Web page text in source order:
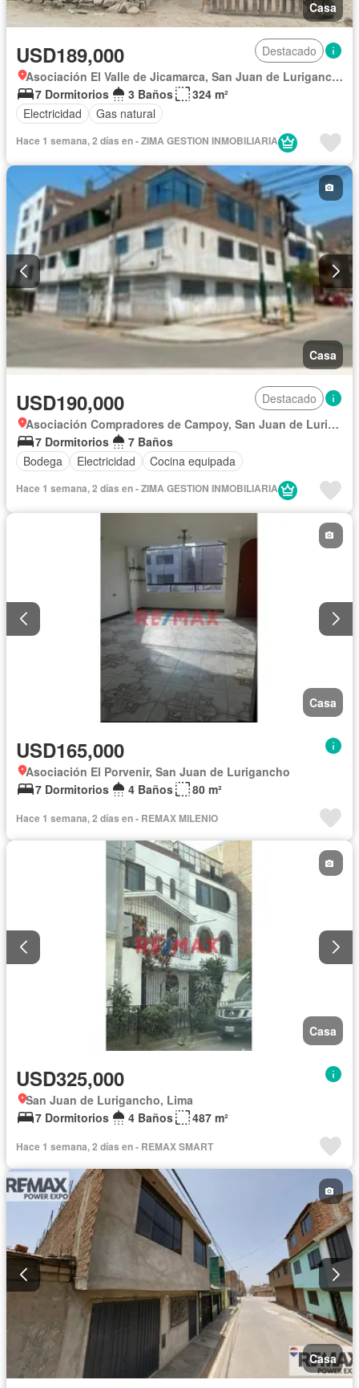
Casa
USD189,000
Destacado
Asociación El Valle de Jicamarca, San Juan de Lurigancho
7 Dormitorios
3 Baños
324 m²
Electricidad
Gas natural
Hace 1 semana, 2 días en - ZIMA GESTION INMOBILIARIA
Casa
USD190,000
Destacado
Asociación Compradores de Campoy, San Juan de Lurigancho
7 Dormitorios
7 Baños
Bodega
Electricidad Cocina equipada
Hace 1 semana, 2 días en - ZIMA GESTION INMOBILIARIA
Casa
USD165,000
Asociación El Porvenir, San Juan de Lurigancho
7 Dormitorios
4 Baños 80 m²
Hace 1 semana, 2 días en - REMAX MILENIO
Casa
USD325,000
San Juan de Lurigancho, Lima
7 Dormitorios
4 Baños 487 m²
Hace 1 semana, 2 días en - REMAX SMART
Casa